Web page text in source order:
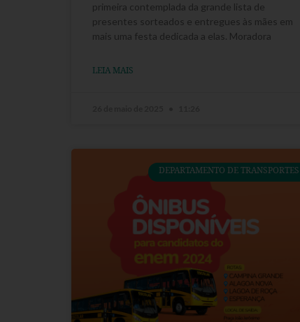
primeira contemplada da grande lista de
presentes sorteados e entregues às mães em
mais uma festa dedicada a elas. Moradora
LEIA MAIS
DEPARTAMENTO DE TRANSPORTES